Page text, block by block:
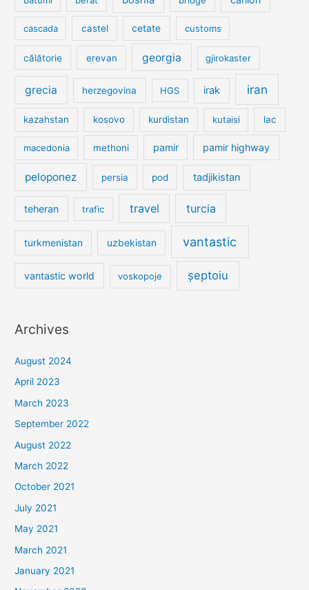
cascada castel cetate customs
călătorie erevan georgia gjirokaster
grecia herzegovina HGS irak iran
kazahstan kosovo kurdistan kutaisi lac
macedonia methoni pamir pamir highway
peloponez persia pod tadjikistan
teheran trafic travel turcia
turkmenistan uzbekistan vantastic
vantastic world voskopoje șeptoiu
Archives
August 2024
April 2023
March 2023
September 2022
August 2022
March 2022
October 2021
July 2021
May 2021
March 2021
January 2021